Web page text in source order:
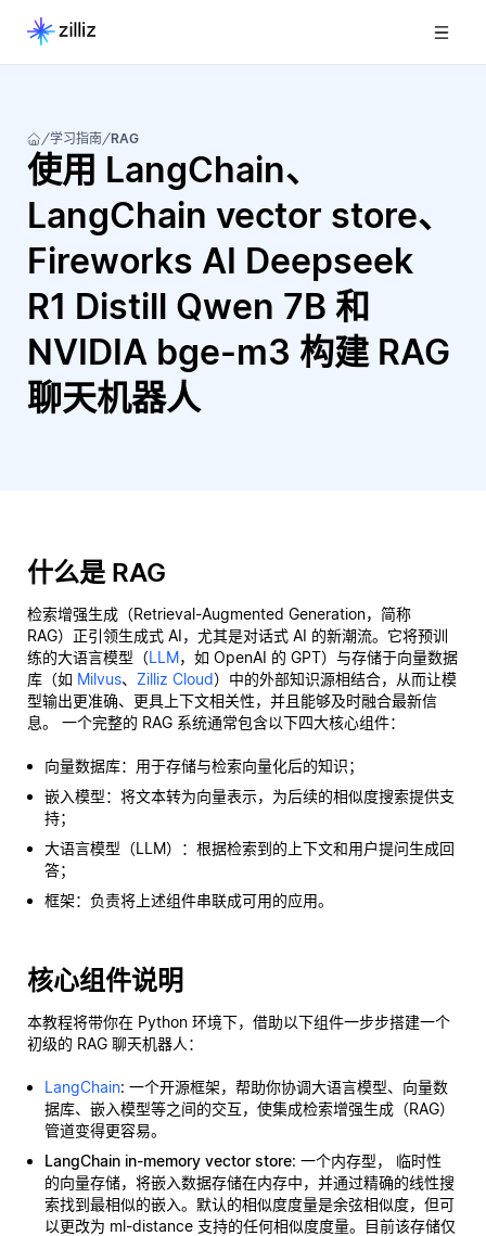
学习指南 RAG
使用 LangChain、
LangChain vector store、
Fireworks AI Deepseek
R1 Distill Qwen 7B 和
NVIDIA bge-m3 构建 RAG
聊天机器人
什么是 RAG
检索增强生成（Retrieval-Augmented Generation，简称
RAG）正引领生成式 AI，尤其是对话式 AI 的新潮流。它将预训
练的大语言模型（LLM，如 OpenAI 的 GPT）与存储于向量数据
库（如 Milvus、 Zilliz Cloud）中的外部知识源相结合，从而让模
型输出更准确、更具上下文相关性，并且能够及时融合最新信
息。 一个完整的 RAG 系统通常包含以下四大核心组件：
向量数据库：用于存储与检索向量化后的知识；
嵌入模型：将文本转为向量表示，为后续的相似度搜索提供支
持；
大语言模型（LLM）：根据检索到的上下文和用户提问生成回
答；
框架：负责将上述组件串联成可用的应用。
核心组件说明
本教程将带你在 Python 环境下，借助以下组件一步步搭建一个
初级的 RAG 聊天机器人：
LangChain: 一个开源框架，帮助你协调大语言模型、向量数
据库、嵌入模型等之间的交互，使集成检索增强生成（RAG）
管道变得更容易。
LangChain in-memory vector store: 一个内存型， 临时性
的向量存储，将嵌入数据存储在内存中，并通过精确的线性搜
索找到最相似的嵌入。默认的相似度度量是余弦相似度，但可
以更改为 ml-distance 支持的任何相似度度量。目前该存储仅